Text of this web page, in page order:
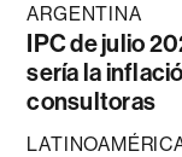
ARGENTINA
IPC de julio
sería la
consultoras